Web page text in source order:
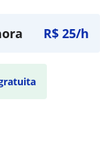
R$ 25/h